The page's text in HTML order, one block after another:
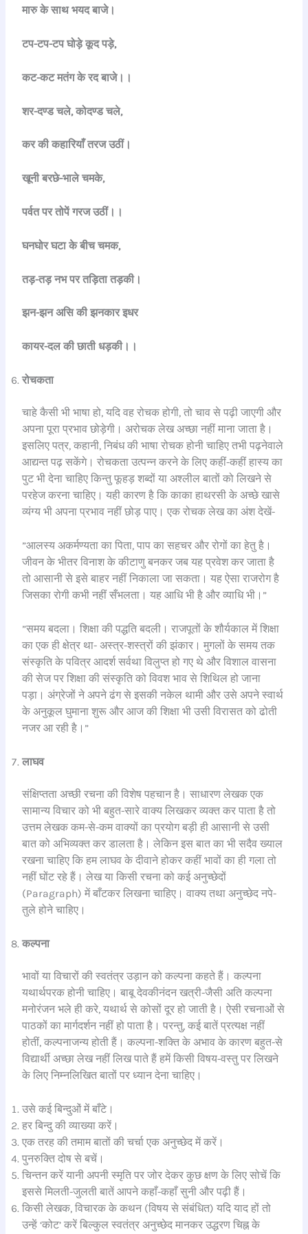
मारु के साथ भयद बाजे।
टप-टप-टप घोड़े कूद पड़े,
कट-कट मतंग के रद बाजे।।
शर-दण्ड चले, कोदण्ड चले,
कर की कहारियाँ तरज उठीं।
खूनी बरछे-भाले चमके,
पर्वत पर तोपें गरज उठीं।।
घनघोर घटा के बीच चमक,
तड़-तड़ नभ पर तड़िता तड़की।
झन-झन असि की झनकार इधर
कायर-दल की छाती धड़की।।
रोचकता
चाहे कैसी भी भाषा हो, यदि वह रोचक होगी, तो चाव से पढ़ी जाएगी और
अपना पूरा प्रभाव छोड़ेगी। अरोचक लेख अच्छा नहीं माना जाता है।
इसलिए पत्र, कहानी, निबंध की भाषा रोचक होनी चाहिए तभी पढ़नेवाले
आद्यन्त पढ़ सकेंगे। रोचकता उत्पन्न करने के लिए कहीं-कहीं हास्य का
पुट भी देना चाहिए किन्तु फूहड़ शब्दों या अश्लील बातों को लिखने से
परहेज करना चाहिए। यही कारण है कि काका हाथरसी के अच्छे खासे
व्यंग्य भी अपना प्रभाव नहीं छोड़ पाए। एक रोचक लेख का अंश देखें-
”आलस्य अकर्मण्यता का पिता, पाप का सहचर और रोगों का हेतु है।
जीवन के भीतर विनाश के कीटाणु बनकर जब यह प्रवेश कर जाता है
तो आसानी से इसे बाहर नहीं निकाला जा सकता। यह ऐसा राजरोग है
जिसका रोगी कभी नहीं सँभलता। यह आधि भी है और व्याधि भी।”
”समय बदला। शिक्षा की पद्धति बदली। राजपूतों के शौर्यकाल में शिक्षा
का एक ही क्षेत्र था- अस्त्र-शस्त्रों की झंकार। मुगलों के समय तक
संस्कृति के पवित्र आदर्श सर्वथा विलुप्त हो गए थे और विशाल वासना
की सेज पर शिक्षा की संस्कृति को विवश भाव से शिथिल हो जाना
पड़ा। अंग्रेजों ने अपने ढंग से इसकी नकेल थामी और उसे अपने स्वार्थ
के अनुकूल घुमाना शुरू और आज की शिक्षा भी उसी विरासत को ढोती
नजर आ रही है।”
लाघव
संक्षिप्तता अच्छी रचना की विशेष पहचान है। साधारण लेखक एक
सामान्य विचार को भी बहुत-सारे वाक्य लिखकर व्यक्त कर पाता है तो
उत्तम लेखक कम-से-कम वाक्यों का प्रयोग बड़ी ही आसानी से उसी
बात को अभिव्यक्त कर डालता है। लेकिन इस बात का भी सदैव ख्याल
रखना चाहिए कि हम लाघव के दीवाने होकर कहीं भावों का ही गला तो
नहीं घोंट रहे हैं। लेख या किसी रचना को कई अनुच्छेदों
(Paragraph) में बाँटकर लिखना चाहिए। वाक्य तथा अनुच्छेद नपे-
तुले होने चाहिए।
कल्पना
भावों या विचारों की स्वतंत्र उड़ान को कल्पना कहते हैं। कल्पना
यथार्थपरक होनी चाहिए। बाबू देवकीनंदन खत्री-जैसी अति कल्पना
मनोरंजन भले ही करे, यथार्थ से कोसों दूर हो जाती है। ऐसी रचनाओं से
पाठकों का मार्गदर्शन नहीं हो पाता है। परन्तु, कई बातें प्रत्यक्ष नहीं
होतीं, कल्पनाजन्य होती हैं। कल्पना-शक्ति के अभाव के कारण बहुत-से
विद्यार्थी अच्छा लेख नहीं लिख पाते हैं हमें किसी विषय-वस्तु पर लिखने
के लिए निम्नलिखित बातों पर ध्यान देना चाहिए।
उसे कई बिन्दुओं में बाँटे।
हर बिन्दु की व्याख्या करें।
एक तरह की तमाम बातों की चर्चा एक अनुच्छेद में करें।
पुनरुक्ति दोष से बचें।
चिन्तन करें यानी अपनी स्मृति पर जोर देकर कुछ क्षण के लिए सोचें कि
इससे मिलती-जुलती बातें आपने कहाँ-कहाँ सुनी और पढ़ी हैं।
किसी लेखक, विचारक के कथन (विषय से संबंधित) यदि याद हों तो
उन्हें ‘कोट’ करें बिल्कुल स्वतंत्र अनुच्छेद मानकर उद्धरण चिह्न के